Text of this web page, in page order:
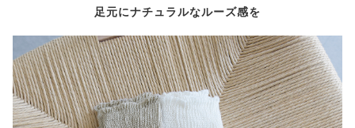
足元にナチュラルなルーズ感を